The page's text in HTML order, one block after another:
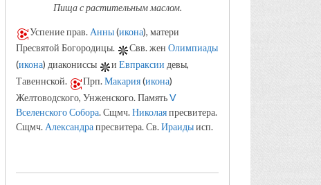
Пища с растительным маслом.
Успение прав. Анны(икона), матери
Пресвятой Богородицы.
Свв. жен Олимпиады
(икона) диакониссы и Евпраксии девы,
Тавеннской.
Прп.Макария(икона)
Желтоводского, Унженского. ПамятьV
Вселенского Собора. Сщмч.Николаяпресвитера.
Сщмч. Александрапресвитера. Св.Ираидыисп.